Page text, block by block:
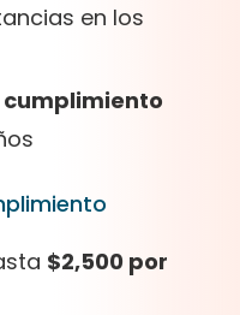
en los
$2,500 por